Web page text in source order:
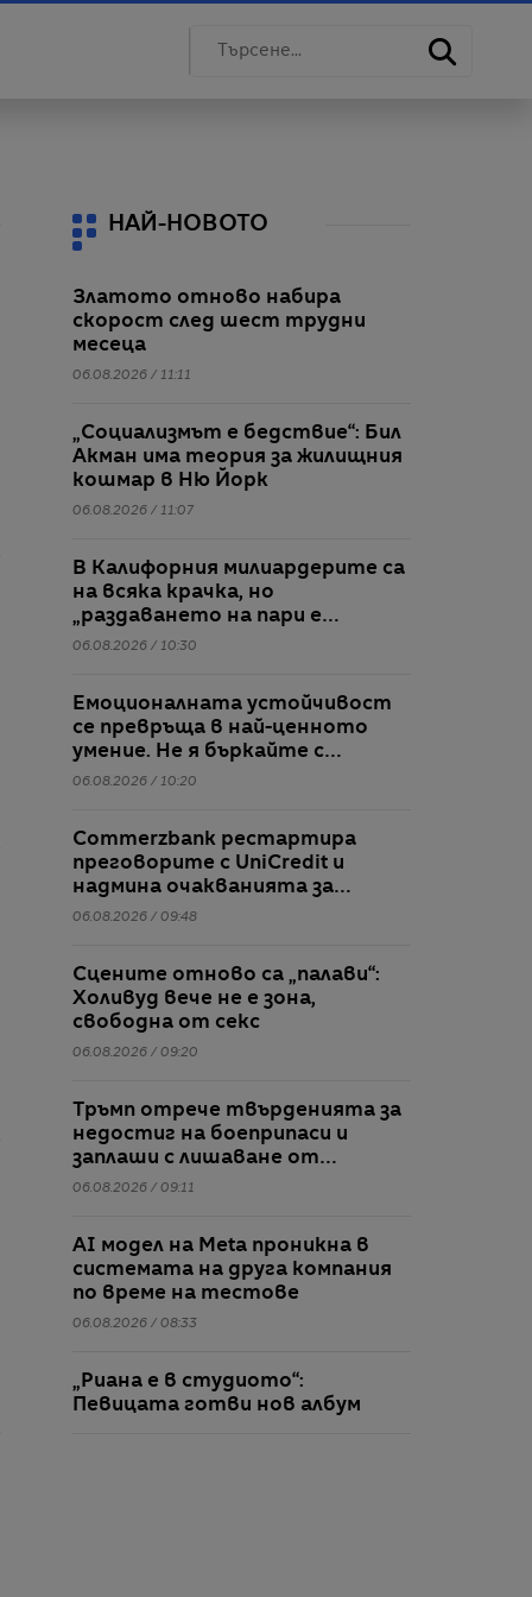
НАЙ-НОВОТО
Златото отново набира
скорост след шест трудни
месеца
06.08.2026 / 11:11
„Социализмът е бедствие“: Бил
Акман има теория за жилищния
кошмар в Ню Йорк
06.08.2026 / 11:07
В Калифорния милиардерите са
на всяка крачка, но
„раздаването на пари е
трудно“
06.08.2026 / 10:30
Емоционалната устойчивост
се превръща в най-ценното
умение. Не я бъркайте с
дебелокожие
06.08.2026 / 10:20
Commerzbank рестартира
преговорите с UniCredit и
надмина очакванията за
тримесечието
06.08.2026 / 09:48
Сцените отново са „палави“:
Холивуд вече не е зона,
свободна от секс
06.08.2026 / 09:20
Тръмп отрече твърденията за
недостиг на боеприпаси и
заплаши с лишаване от
свобода хората, които
06.08.2026 / 09:11
AI модел на Meta проникна в
системата на друга компания
по време на тестове
06.08.2026 / 08:33
„Риана е в студиото“:
Певицата готви нов албум